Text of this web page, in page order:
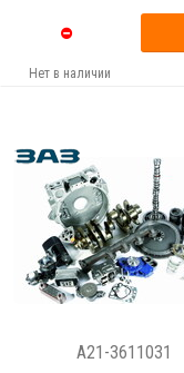
Нет в наличии
A21-3611031